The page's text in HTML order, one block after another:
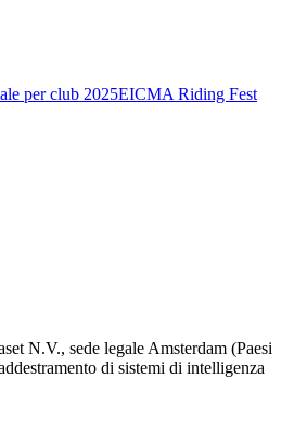
per club 2025EICMA Riding Fest
N.V., sede legale Amsterdam (Paesi
di sistemi di intelligenza